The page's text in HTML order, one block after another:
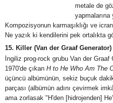
metale de
yapmalarına
Kompozisyonun karmaşıklığı ve
Ne yazık ki kendilerini pek ortalıkta
15. Killer (Van der Graaf Generator)
İngiliz prog-rock grubu Van der Graaf
1970'de çıkan H to He Who Am The
üçüncü albümünün, sekiz buçuk
parçası (albümün adını çevirmek
ama zorlasak "H'den [hidrojenden]